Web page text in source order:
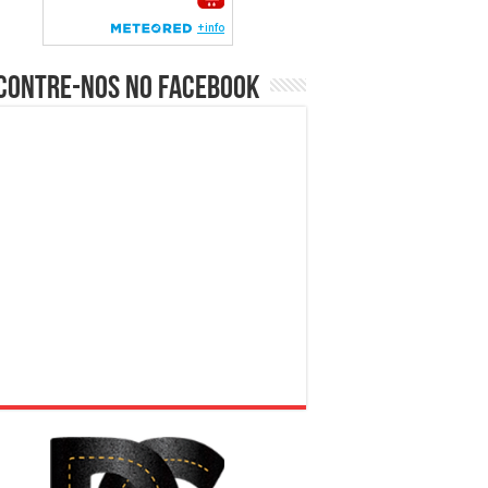
nos no Facebook